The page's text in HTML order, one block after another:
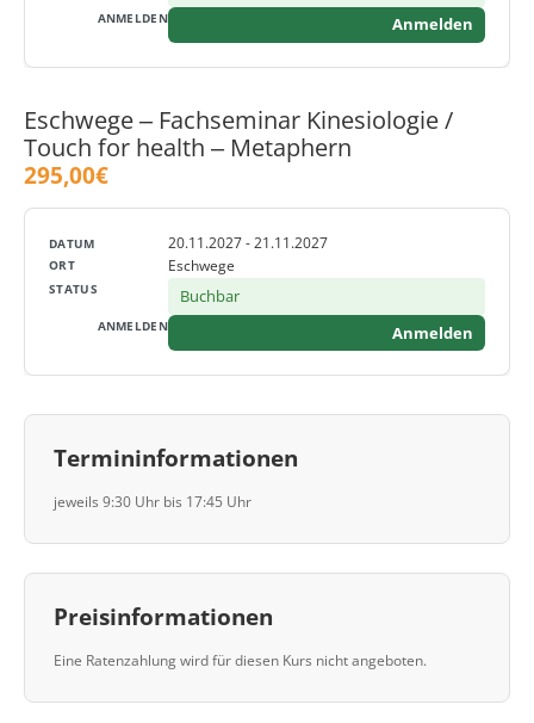
Anmelden
Eschwege ‒ Fachseminar Kinesiologie /
Touch for health ‒ Metaphern
295,00€
20.11.2027 - 21.11.2027
Eschwege
Buchbar
Anmelden
Termininformationen
jeweils 9:30 Uhr bis 17:45 Uhr
Preisinformationen
Eine Ratenzahlung wird für diesen Kurs nicht angeboten.